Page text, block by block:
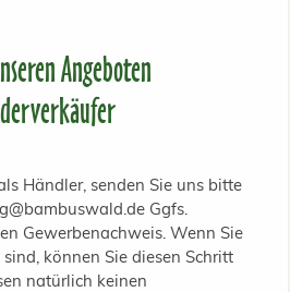
Angeboten
Händler, senden Sie uns bitte
Ggfs.
Gewerbenachweis. Wenn Sie
können Sie diesen Schritt
natürlich keinen